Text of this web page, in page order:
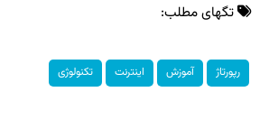
تگهای مطلب:
رپورتاژ آموزش اینترنت تكنولوژی